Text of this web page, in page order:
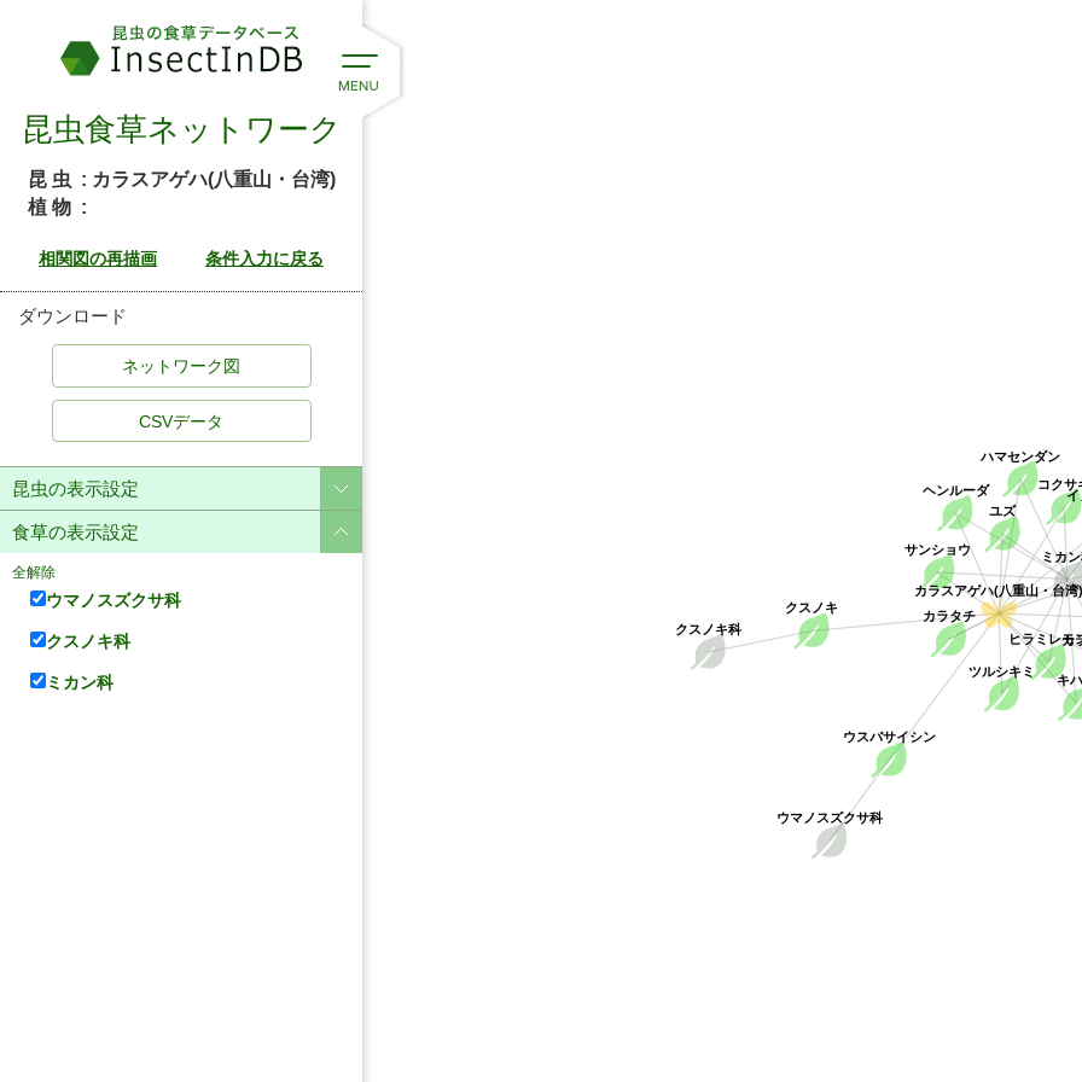
ウマノスズクサ科
ウスバサイシン
カラスアゲハ(八重山・台湾
クスノキ科
クスノキ
ミカ
ヒラミレモ
ユズ
カラタチ
コクサ
キ
ヘンルーダ
ツルシキミ
ハマセンダン
カ
サンショウ
イ
昆虫食草ネットワーク
昆 虫 : カラスアゲハ(八重山・台湾)
植 物 :
ダウンロード
CSVデータ
昆虫の表示設定
食草の表示設定
全解除
ウマノスズクサ科
クスノキ科
ミカン科